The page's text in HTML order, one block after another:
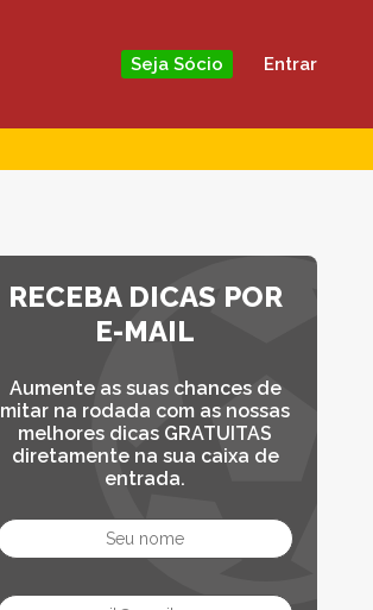
Seja Sócio Entrar
RECEBA DICAS POR
E-MAIL
Aumente as suas chances de
mitar na rodada com as nossas
melhores dicas GRATUITAS
diretamente na sua caixa de
entrada.